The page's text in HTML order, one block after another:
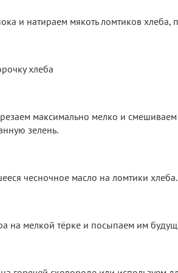
и натираем мякоть ломтиков
хлеба
максимально мелко и
зелень.
чесночное масло на ломтики хлеба.
на мелкой тёрке и посыпаем им